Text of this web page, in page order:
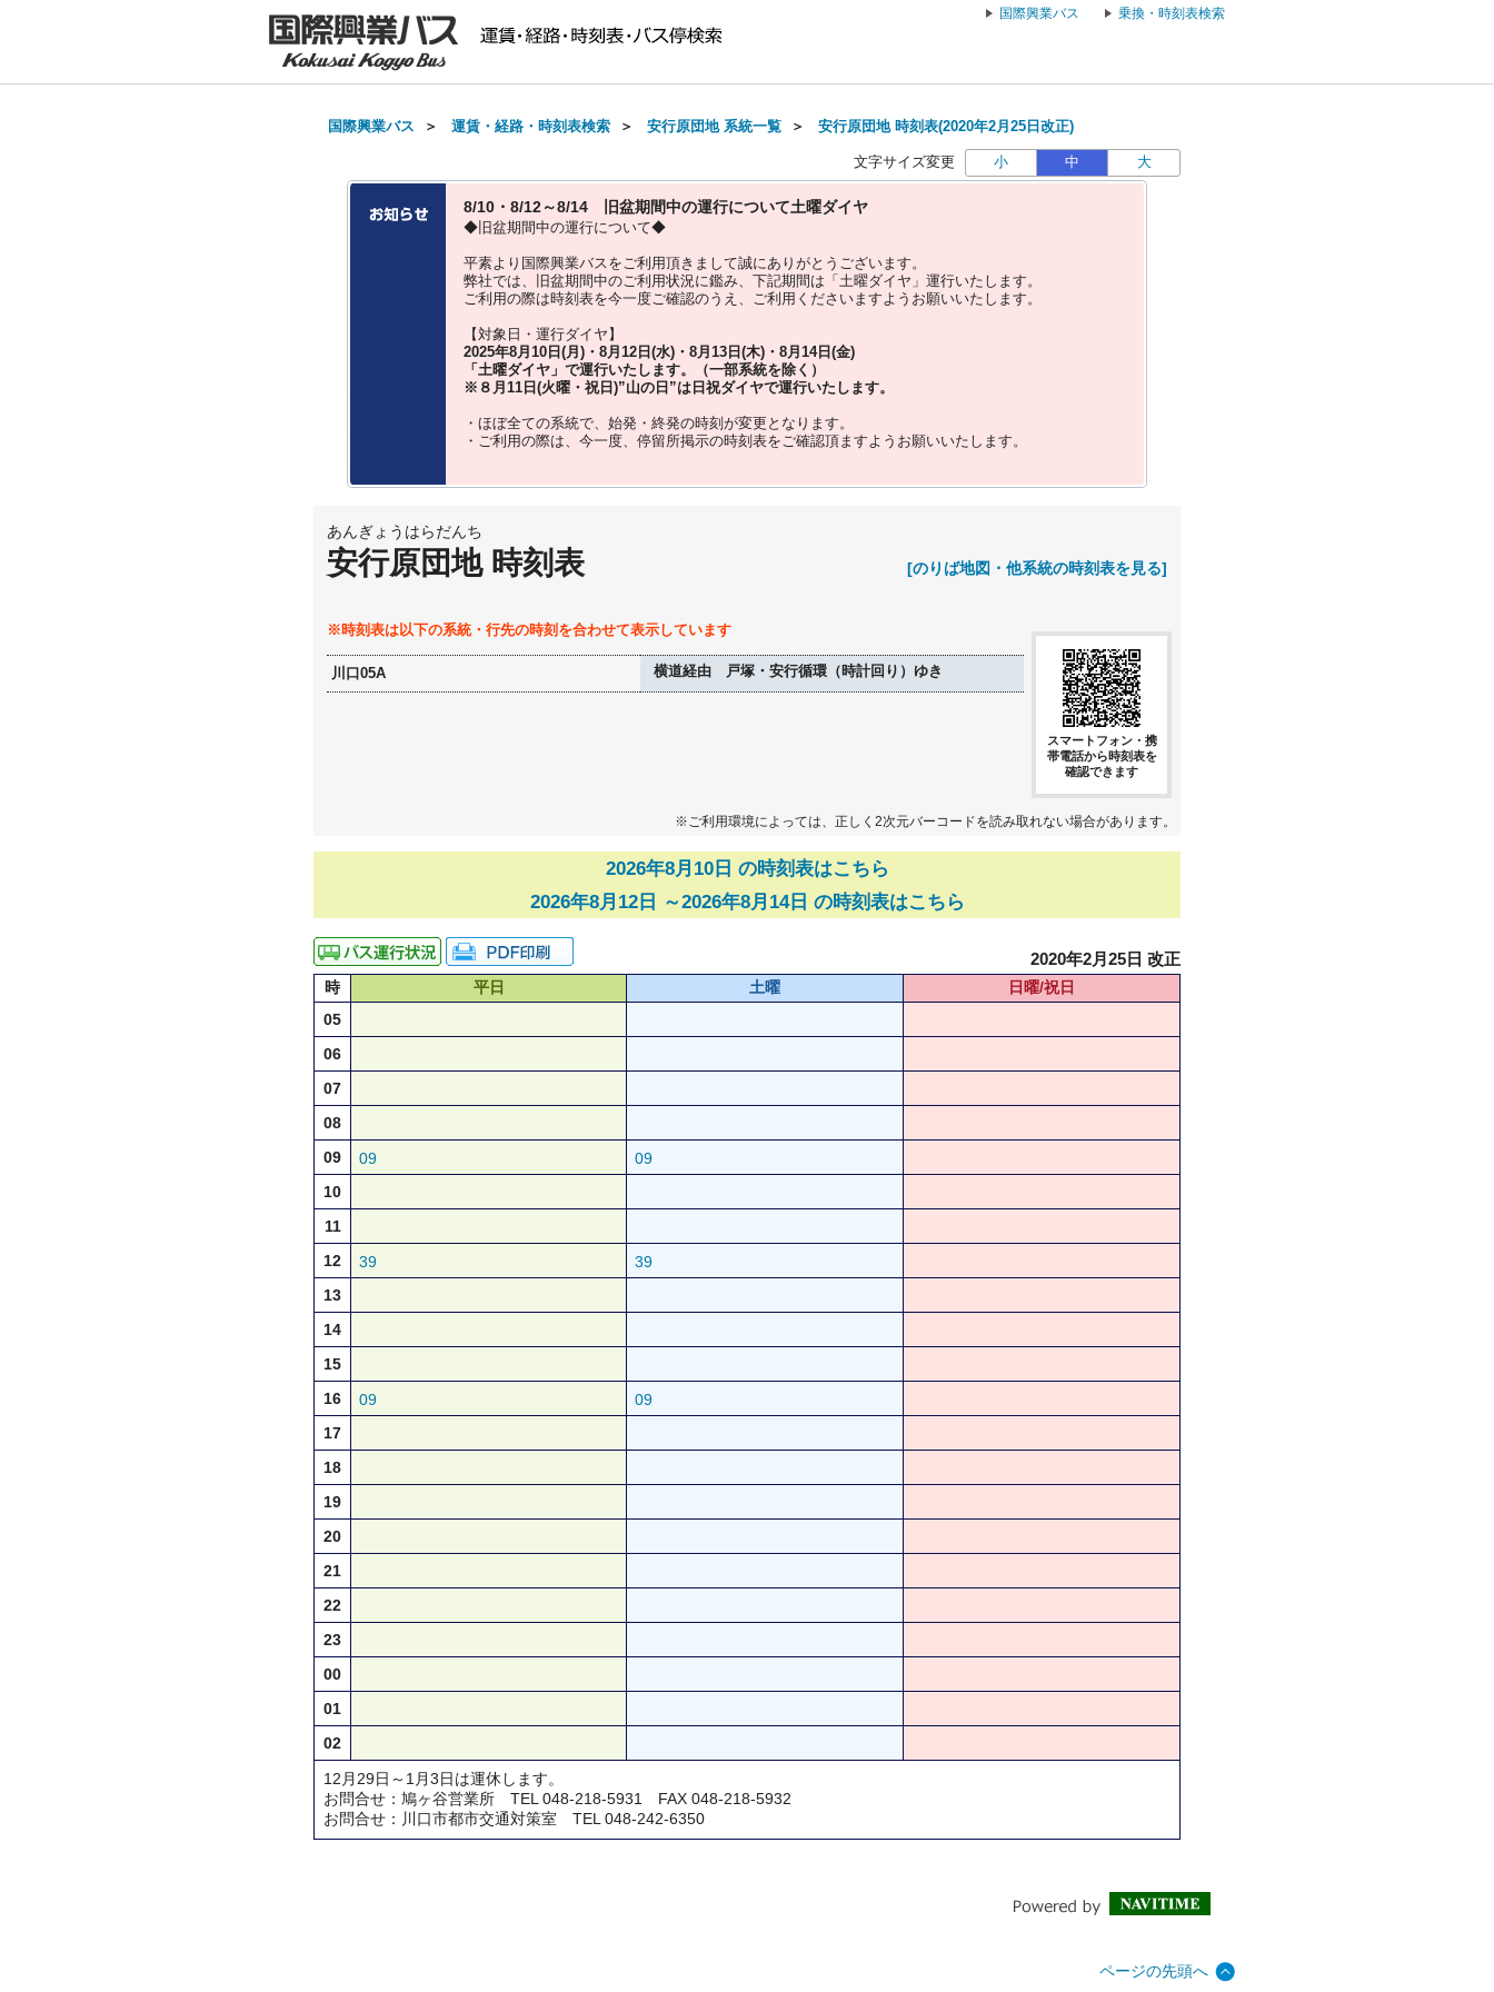
国際興業バス 乗換・時刻表検索
国際興業バス ＞ 運賃・経路・時刻表検索 ＞ 安行原団地 系統一覧 ＞ 安行原団地 時刻表(2020年2月25日改正)
文字サイズ変更 小 中 大
8/10・8/12～8/14 旧盆期間中の運行について土曜ダイヤ
◆旧盆期間中の運行について◆
平素より国際興業バスをご利用頂きまして誠にありがとうございます。
弊社では、旧盆期間中のご利用状況に鑑み、下記期間は「土曜ダイヤ」運行いたします。
ご利用の際は時刻表を今一度ご確認のうえ、ご利用くださいますようお願いいたします。
【対象日・運行ダイヤ】
2025年8月10日(月)・8月12日(水)・8月13日(木)・8月14日(金)
「土曜ダイヤ」 で運行いたします。（一部系統を除く）
※８月11日(火曜・祝日)”山の日 ”は 日祝ダイヤで運行いたします。
・ほぼ全ての系統で、始発・終発の時刻が変更となります。
・ご利用の際は、今一度、 停留所掲示の時刻表をご確認頂ますようお願いいたします。
あんぎょうはらだんち
安行原団地 時刻表 [のりば地図・他系統の時刻表を見る]
※時刻表は以下の系統・行先の時刻を合わせて表示しています
川口05A 横道経由 戸塚・安行循環（時計回り）ゆき
スマートフォン・携
帯電話から時刻表を
確認できます
※ご利用環境によっては、正しく2次元バーコードを読み取れない場合があります。
2026年8月10日 の時刻表はこちら
2026年8月12日 ～2026年8月14日 の時刻表はこちら
2020年2月25日 改正
時 平日 土曜
日曜/祝日
05
06
07
08
09
09
09
10
11
12
39
39
13
14
15
16
09
09
17
18
19
20
21
22
23
00
01
02
12月29日～1月3日は運休します。
お問合せ：鳩ヶ谷営業所 TEL 048-218-5931 FAX 048-218-5932
お問合せ：川口市都市交通対策室 TEL 048-242-6350
ページの先頭へ